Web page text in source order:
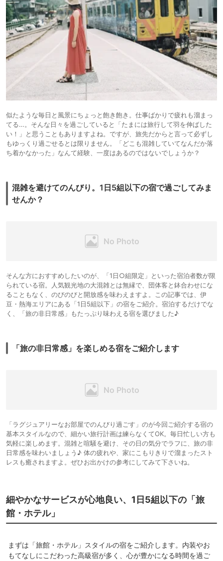
似たような毎日と風景にちょっと飽き飽き。仕事ばかりで疲れも溜まっ
てる…。そんな日々を過ごしていると「たまには旅行して羽を伸ばした
い！」と思うこともありますよね。ですが、旅先だからと言って必ずし
もゆっくり過ごせるとは限りません。「どこも混雑していてなんだか落
ち着かなかった」なんて経験、一度はあるのではないでしょうか？
混雑を避けてのんびり。1日5組以下の宿で過ごしてみま
せんか？
そんな方におすすめしたいのが、「1日○組限定」といった宿泊者数が限
られている宿。人気観光地の大混雑とは無縁で、団体客と鉢合わせにな
ることもなく、のびのびと開放感を味わえますよ。この記事では、伊
豆・熱海エリアにある「1日5組以下」の宿をご紹介。宿泊するだけでな
く、「旅の非日常感」もたっぷり味わえる宿を選びました♪
「旅の非日常感」を楽しめる宿をご紹介します
「ラグジュアリーなお部屋でのんびり過ごす」のが今回ご紹介する宿の
基本スタイルなので、細かい旅行計画は練らなくてOK。毎日忙しい方も
気軽に楽しめます。混雑と喧騒を避け、その日の気分でラフに、旅の非
日常感を味わいましょう♪ 体の疲れや、家にこもりきりで溜まったスト
レスも癒されますよ。ぜひお出かけの参考にしてみて下さいね。
細やかなサービスが心地良い、1日5組以下の「旅
館・ホテル」
まずは「旅館・ホテル」スタイルの宿をご紹介します。内装やお
もてなしにこだわった高級宿が多く、心が豊かになる時間を過ご